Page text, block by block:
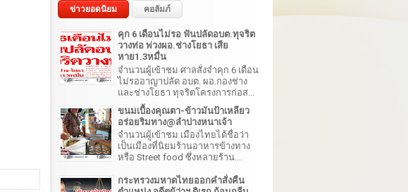
ข่าวยอดนิยม คอลัมภ์
คุก 6 เดือนไม่รอ ฟันปลัดอบต.ทุจริต
วางท่อ พ่วงผอ.ช่างโยธา เสีย
หาย1.3หมื่น
จำนวนผู้เข้าชม ศาลสั่งจำคุก 6 เดือน
ไม่รออาญาปลัด อบต. ผอ.กองช่าง
และช่างโยธา ทุจริตโครงการก่อส...
ขนมเบื้องคุณตา-ข้าวมันป้าเหลียว
อร่อยริมทาง@ลำปางหนาเจ้า
จำนวนผู้เข้าชม เมืองไทยได้ชื่อว่า
เป็นเมืองที่นิยมร้านอาหารข้างทาง
หรือ Street food ซึ่งหลายร้าน...
กระทรวงมหาดไทยออกคำสั่งคืน